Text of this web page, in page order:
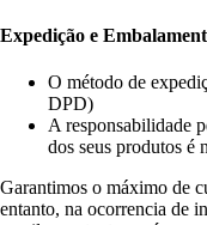
Expedição e
O método de
DPD)
A responsabilidade
dos seus produtos é
Garantimos o máximo de
entanto, na ocorrencia de